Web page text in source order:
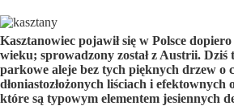
Kasztanowiec pojawił się w Polsce
wieku; sprowadzony został z Austrii.
parkowe aleje bez tych pięknych drzew o
dłoniastozłożonych liściach i efektownych
które są typowym elementem jesiennych